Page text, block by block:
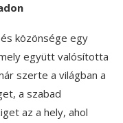
közönsége egy
együtt valósította
szerte a világban a
a szabad
az a hely, ahol